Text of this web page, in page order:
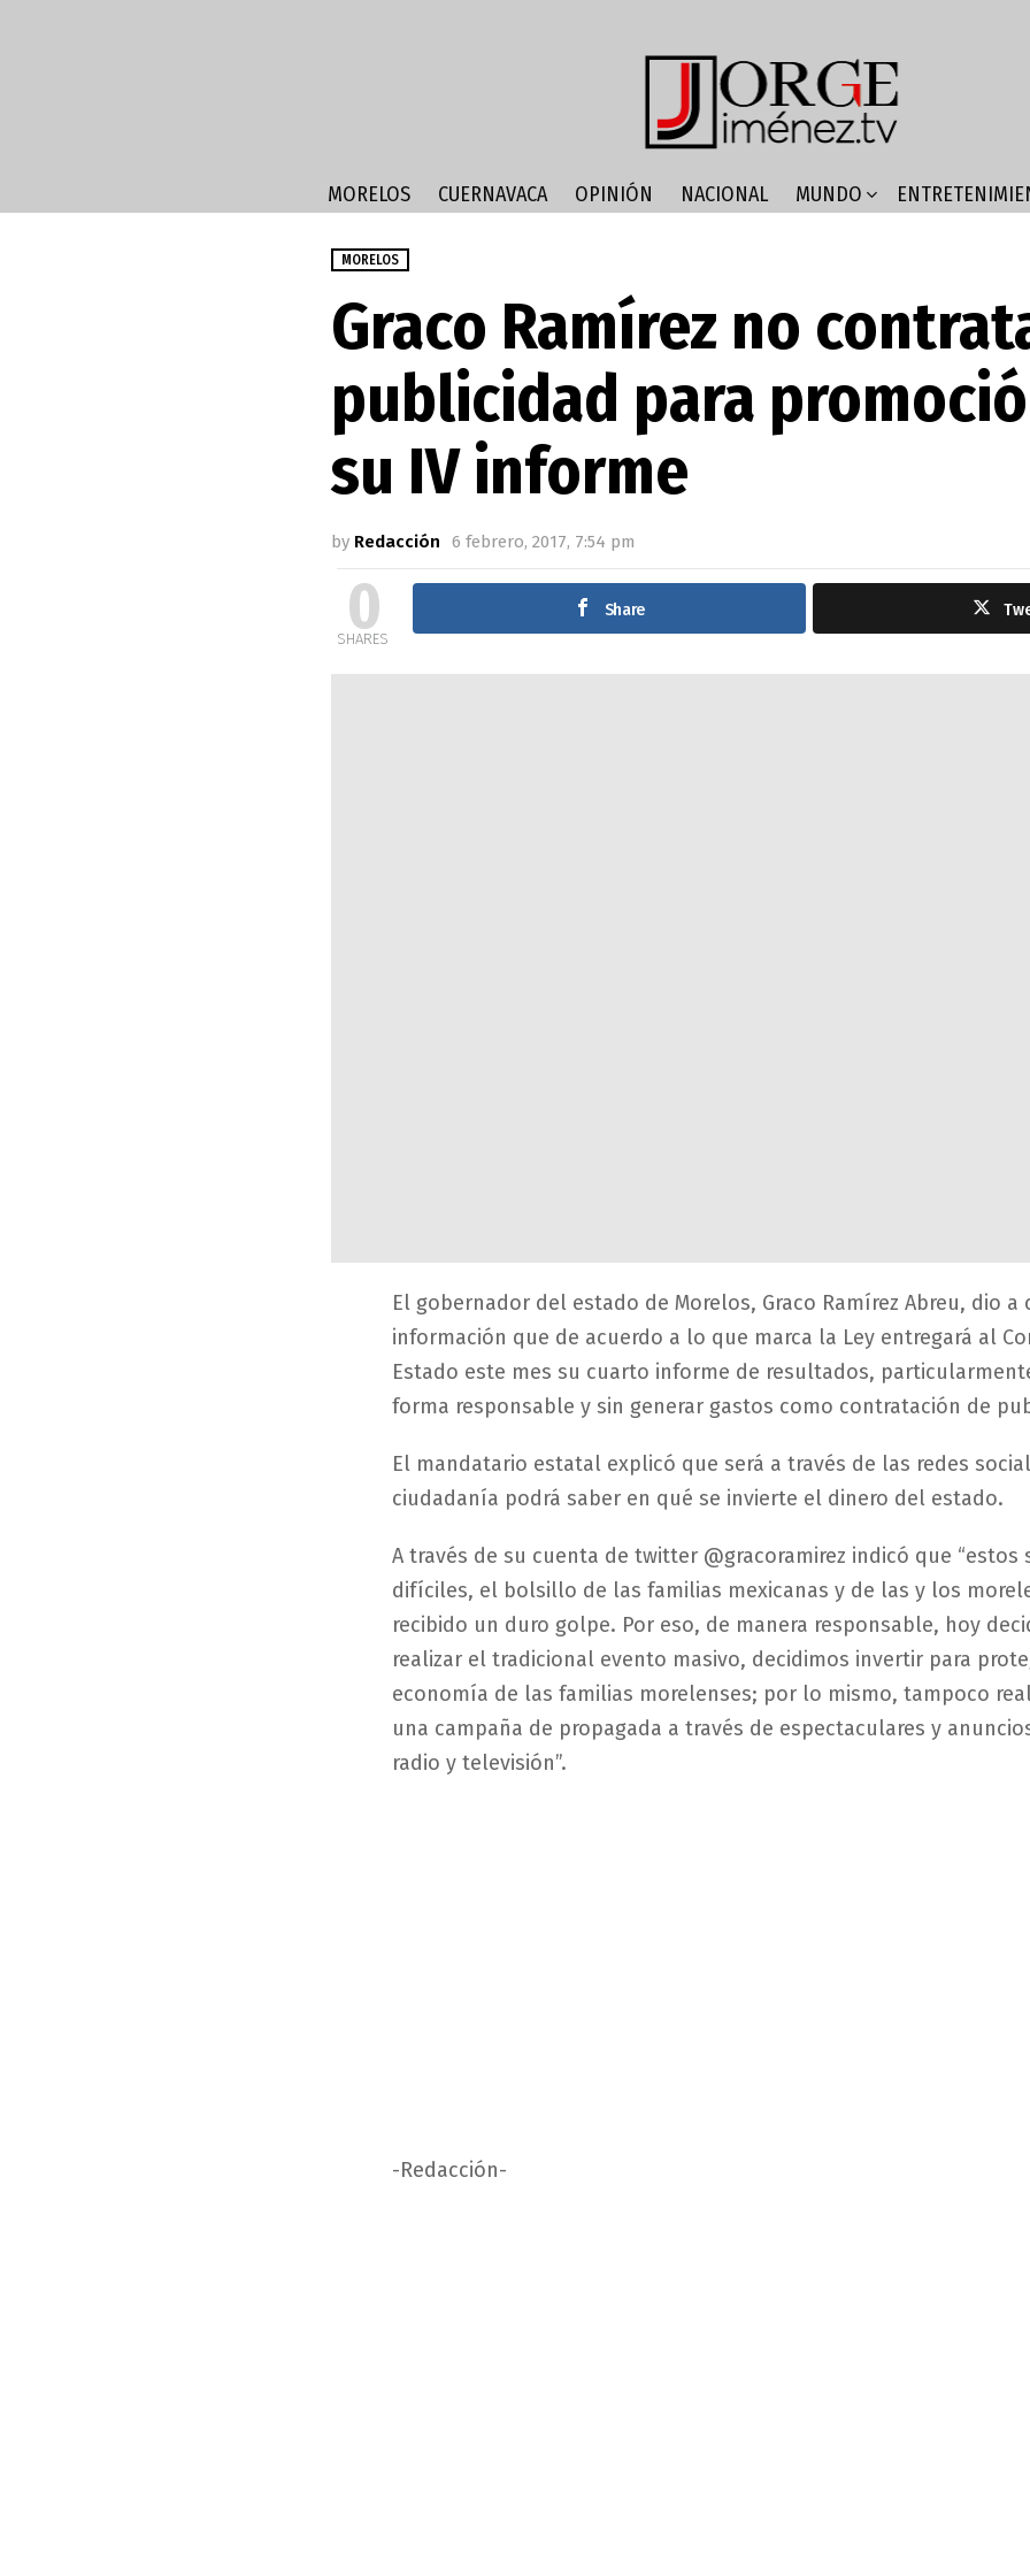
MORELOS CUERNAVACA OPINIÓN NACIONAL MUNDO
MORELOS
Graco Ramírez no
publicidad para
su IV informe
by Redacción 6 febrero, 2017, 7:54 pm
0
SHARES
Share
El gobernador del estado de Morelos, Graco Ramírez Abreu, dio a
información que de acuerdo a lo que marca la Ley entregará al
Estado este mes su cuarto informe de resultados,
forma responsable y sin generar gastos como contratación de
El mandatario estatal explicó que será a través de las redes
ciudadanía podrá saber en qué se invierte el dinero del estado.
A través de su cuenta de twitter @gracoramirez indicó que “estos
difíciles, el bolsillo de las familias mexicanas y de las y los
recibido un duro golpe. Por eso, de manera responsable, hoy
realizar el tradicional evento masivo, decidimos invertir para
economía de las familias morelenses; por lo mismo, tampoco
una campaña de propagada a través de espectaculares y
radio y televisión”.
-Redacción-